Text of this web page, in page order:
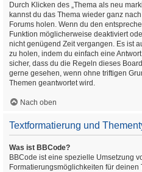
Durch Klicken des „Thema als neu
kannst du das Thema wieder ganz
Forums holen. Wenn du den
Funktion möglicherweise deaktiviert
nicht genügend Zeit vergangen. Es ist
zu holen, indem du einfach eine
sicher, dass du die Regeln dieses
gerne gesehen, wenn ohne triftigen
Themen geantwortet wird.
Nach oben
Textformatierung und
Was ist BBCode?
BBCode ist eine spezielle Umsetzung
Formatierungsmöglichkeiten für deinen